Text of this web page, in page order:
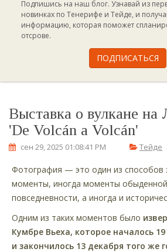
Подпишись на наш блог. Узнавай из
новинках по Тенерифе и Тейде, и
информацию, которая поможет
отсрове.
Выставка о вулкане на
'De Volcán a Volcán'
сен 29, 2025 01:08:41 PM Тейде
Фотография — это один из способов
моменты, иногда моменты
повседневности, а иногда и
Одним из таких моментов было
Кумбре Вьеха, которое началось 19
и закончилось 13 декабря того же